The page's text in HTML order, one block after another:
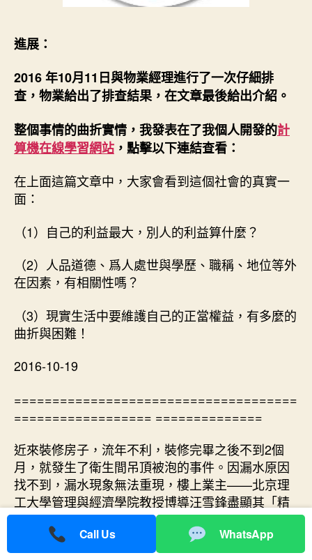
進展：
2016 年10月11日與物業經理進行了一次仔細排
查，物業給出了排查結果，在文章最後給出介紹。
整個事情的曲折實情，我發表在了我個人開發的計
算機在線學習網站 ，點擊以下連結查看：
在上面這篇文章中，大家會看到這個社會的真實一
面：
（1）自己的利益最大，別人的利益算什麼？
（2）人品道德、爲人處世與學歷、職稱、地位等外
在因素，有相關性嗎？
（3）現實生活中要維護自己的正當權益，有多麼的
曲折與困難！
2016-10-19
=====================================
================== ==============
近來裝修房子，流年不利，裝修完畢之後不到2個
月，就發生了衛生間吊頂被泡的事件。因漏水原因
找不到，漏水現象無法重現，樓上業主——北京理
工大學管理與經濟學院教授博導汪雪鋒盡顯其「精
緻的利己主義者」特色，百般推脫，不與理會。
這位汪大教授推脫的兩個重要理由是：
Call Us WhatsApp